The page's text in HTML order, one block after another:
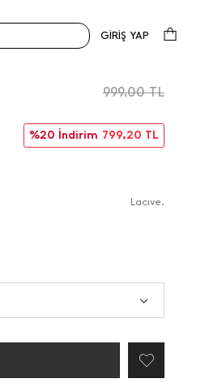
GİRİŞ YAP
999,00TL
%20 İndirim 799,20 TL
Lacıve.